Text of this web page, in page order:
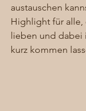
austauschen
Highlight für alle,
lieben und dabei
kurz kommen